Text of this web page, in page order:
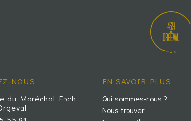
NOUS
du Maréchal Foch
EN SAVOIR PLUS
Qui sommes-nous ?
Nous trouver